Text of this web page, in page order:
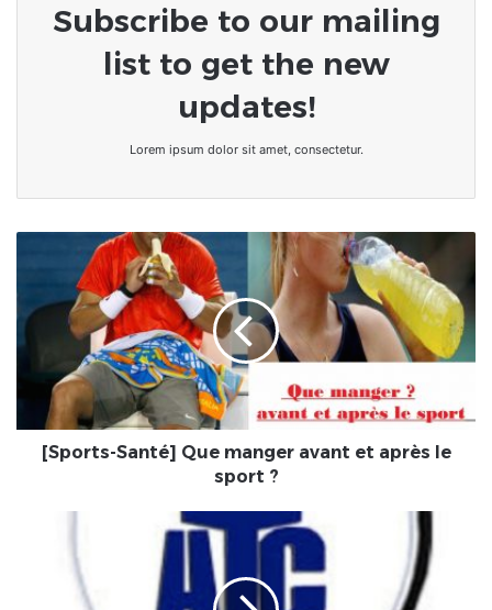
Subscribe to our mailing
list to get the new
updates!
Lorem ipsum dolor sit amet, consectetur.
manger
le
sport
[Sports-Santé] Que manger avant et après le
sport ?